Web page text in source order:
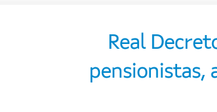
Real
pensionistas,